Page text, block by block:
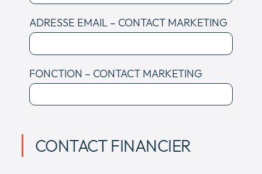
ADRESSE EMAIL – CONTACT MARKETING
FONCTION – CONTACT MARKETING
CONTACT FINANCIER